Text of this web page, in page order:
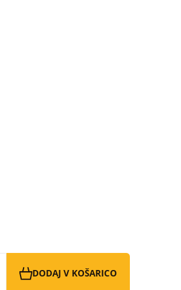
DODAJ V KOŠARICO